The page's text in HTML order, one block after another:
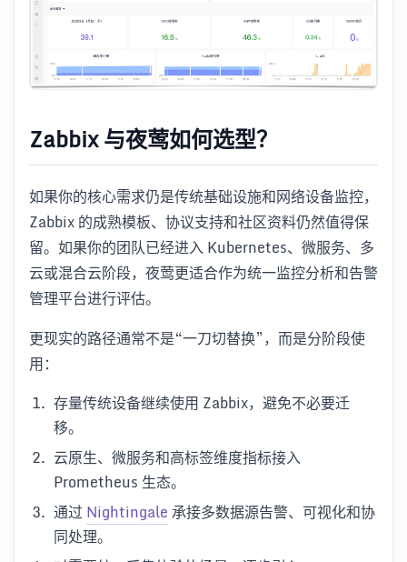
Zabbix 与夜莺如何选型？
如果你的核心需求仍是传统基础设施和网络设备监控，
Zabbix 的成熟模板、协议支持和社区资料仍然值得保
留。如果你的团队已经进入 Kubernetes、微服务、多
云或混合云阶段，夜莺更适合作为统一监控分析和告警
管理平台进行评估。
更现实的路径通常不是“一刀切替换”，而是分阶段使
用：
存量传统设备继续使用 Zabbix，避免不必要迁
移。
云原生、微服务和高标签维度指标接入
Prometheus 生态。
通过Nightingale承接多数据源告警、可视化和协
同处理。